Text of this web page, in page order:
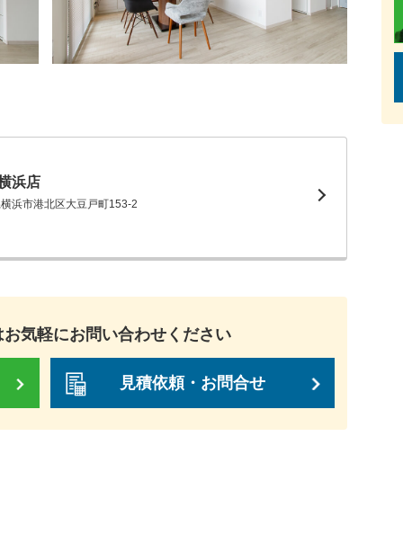
浜店
浜市港北区大豆戸町153-2
お気軽にお問い合わせください
見積依頼・お問合せ